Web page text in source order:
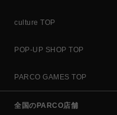
culture TOP
POP-UP SHOP TOP
PARCO GAMES TOP
全国のPARCO店舗